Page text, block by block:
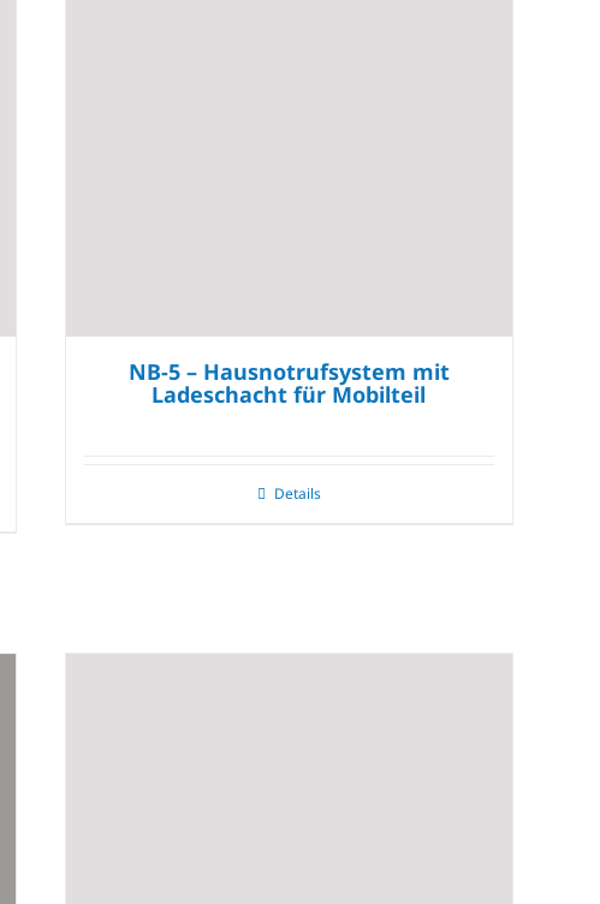
NB-5 – Hausnotrufsystem mit
Ladeschacht für Mobilteil
Details